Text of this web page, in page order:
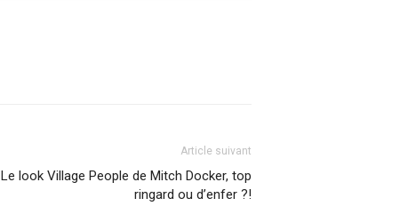
Article suivant
Le look Village People de Mitch Docker, top
ringard ou d’enfer ?!